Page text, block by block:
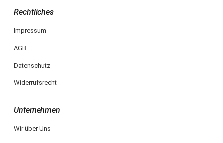
Rechtliches
Impressum
AGB
Datenschutz
Widerrufsrecht
Unternehmen
Wir über Uns